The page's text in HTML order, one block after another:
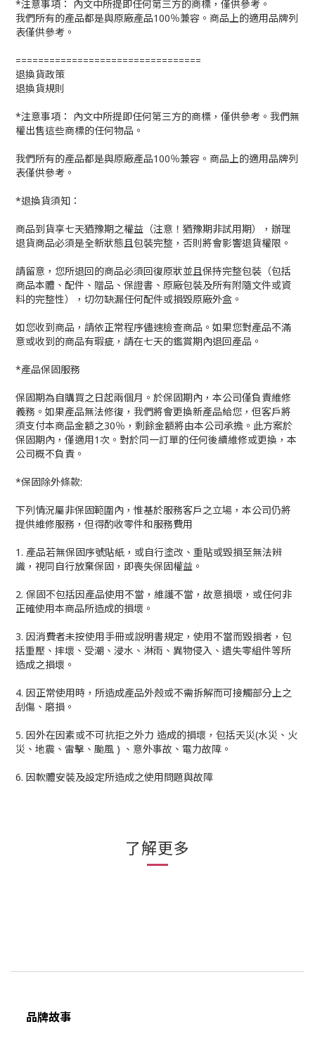
*注意事項： 內文中所提即任何第三方的商標，僅供參考。
我們所有的產品都是與原廠產品100％兼容。商品上的適用品牌列
表僅供參考。
=================================
退換貨政策
退換貨規則
*注意事項： 內文中所提即任何第三方的商標，僅供參考。我們無
權出售這些商標的任何物品。
我們所有的產品都是與原廠產品100％兼容。商品上的適用品牌列
表僅供參考。
*退換貨須知：
商品到貨享七天猶豫期之權益（注意！猶豫期非試用期），辦理
退貨商品必須是全新狀態且包裝完整，否則將會影響退貨權限。
請留意，您所退回的商品必須回復原狀並且保持完整包裝（包括
商品本體、配件、贈品、保證書、原廠包裝及所有附隨文件或資
料的完整性），切勿缺漏任何配件或損毀原廠外盒。
如您收到商品，請依正常程序儘速檢查商品。如果您對產品不滿
意或收到的商品有瑕疵，請在七天的鑑賞期內退回產品。
*產品保固服務
保固期為自購買之日起兩個月。於保固期內，本公司僅負責維修
義務。如果產品無法修復，我們將會更換新產品給您，但客戶將
須支付本商品金額之30％，剩餘金額將由本公司承擔。此方案於
保固期內，僅適用1次。對於同一訂單的任何後續維修或更換，本
公司概不負責。
*保固除外條款:
下列情況屬非保固範圍內，惟基於服務客戶之立場，本公司仍將
提供維修服務，但得酌收零件和服務費用
1. 產品若無保固序號貼紙，或自行塗改、重貼或毀損至無法辨
識，視同自行放棄保固，即喪失保固權益。
2. 保固不包括因產品使用不當，維護不當，故意損壞，或任何非
正確使用本商品所造成的損壞。
3. 因消費者未按使用手冊或說明書規定，使用不當而毀損者，包
括重壓、摔壞、受潮、浸水、淋雨、異物侵入、遺失零組件等所
造成之損壞。
4. 因正常使用時，所造成產品外殼或不需拆解而可接觸部分上之
刮傷、磨損。
5. 因外在因素或不可抗拒之外力 造成的損壞，包括天災(水災、火
災、地震、雷擊、颱風 ) 、意外事故、電力故障。
6. 因軟體安裝及設定所造成之使用問題與故障
了解更多
品牌故事